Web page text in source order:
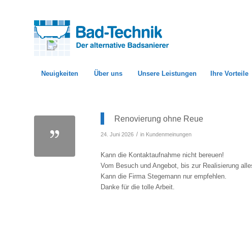
Neuigkeiten Über uns Unsere Leistungen Ihre Vorteile
Renovierung ohne Reue
24. Juni 2026 / in Kundenmeinungen
Kann die Kontaktaufnahme nicht bereuen!
Vom Besuch und Angebot, bis zur Realisierung
Kann die Firma Stegemann nur empfehlen.
Danke für die tolle Arbeit.